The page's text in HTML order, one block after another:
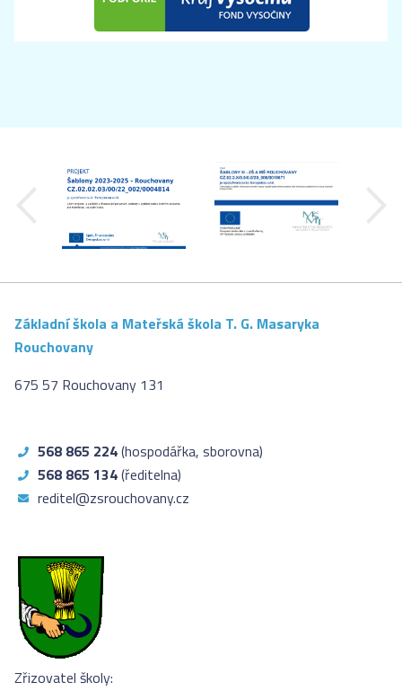
Základní škola a Mateřská škola T. G. Masaryka
Rouchovany
675 57 Rouchovany 131
568 865 224(hospodářka, sborovna)
568 865 134(ředitelna)
reditel@zsrouchovany.cz
Zřizovatel školy: